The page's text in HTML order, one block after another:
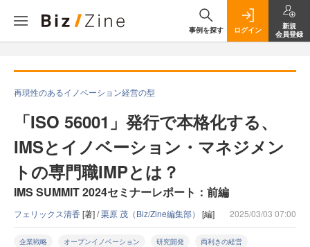
事例を探す ログイン
新規
会員登録
再現性のあるイノベーション経営の型
「ISO 56001」発行で本格化する、
IMSとイノベーション・マネジメン
トの専門職IMPとは？
IMS SUMMIT 2024セミナーレポート：前編
フェリックス清香[著] /栗原 茂（Biz/Zine編集部） [編] 2025/03/03 07:00
企業戦略 オープンイノベーション 研究開発 両利きの経営